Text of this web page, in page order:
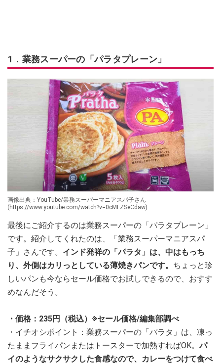
1．業務スーパーの「パラタプレーン」
画像出典：YouTube/業務スーパーマニアスパ子さん
(https://www.youtube.com/watch?v=0cMFZSeCdaw)
最後にご紹介するのは業務スーパーの「パラタプレーン」
です。紹介してくれたのは、「業務スーパーマニアスパ
子」さんです。 インド発祥の「パラタ」は、中はもっち
り、外側はカリっとしている薄焼きパンです。 ちょっと珍
しいパンも今ならセール価格でお試しできるので、おすす
めなんだそう。
・価格：235円（税込）※セール価格/編集部調べ
・イチオシポイント：業務スーパーの「パラタ」は、凍っ
たままフライパンまたはトースターで加熱すればOK。パ
イのようなサクサクした食感なので、カレーをつけて食べ